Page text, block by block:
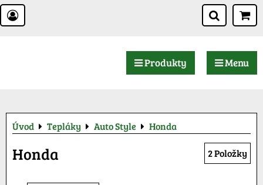
Produkty Menu
Úvod Tepláky Auto Style Honda
Honda 2Položky